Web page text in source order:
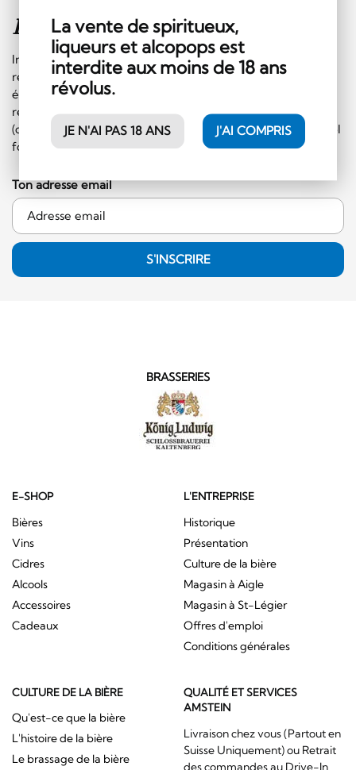
La vente de spiritueux,
liqueurs et alcopops est
interdite aux moins de 18 ans
révolus.
JE N'AI PAS 18 ANS J'AI COMPRIS
Inscription à lanewsletter
Inscrivez-vous sans plus tarder à notre newsletter et
recevez régulièrement les informations sur les
événements et les offres spéciales. En plus, vous
recevrez un bon de CHF 10.- à faire valoir sur le shop
(commande minimale de 50.- CHF et hors catégorie alcool
fort)!
Ton adresse email
S'INSCRIRE
BRASSERIES
E-SHOP
Bières
Vins
Cidres
Alcools
Accessoires
Cadeaux
L'ENTREPRISE
Historique
Présentation
Culture de la bière
Magasin à Aigle
Magasin à St-Légier
Offres d'emploi
Conditions générales
CULTURE DE LA BIÈRE
Qu'est-ce que la bière
L'histoire de la bière
Le brassage de la bière
QUALITÉ ET SERVICES
AMSTEIN
Livraison chez vous (Partout en
Suisse Uniquement) ou Retrait
des commandes au Drive-In